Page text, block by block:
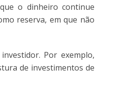
o dinheiro continue
reserva, em que não
Por exemplo,
de investimentos de